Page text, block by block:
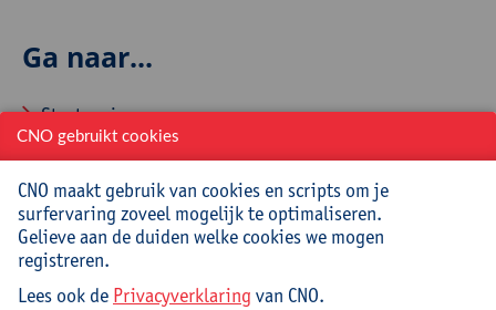
Ga naar...
Startpagina
Over CNO
Contacteer CNO
Veelgestelde vragen
CNO gebruikt cookies
CNO maakt gebruik van cookies en scripts om je
surfervaring zoveel mogelijk te optimaliseren.
Gelieve aan de duiden welke cookies we mogen
registreren.
Lees ook de Privacyverklaring van CNO.